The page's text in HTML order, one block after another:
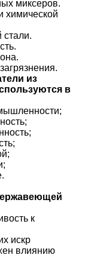
миксеров.
химической
из
в
к
искр
влиянию